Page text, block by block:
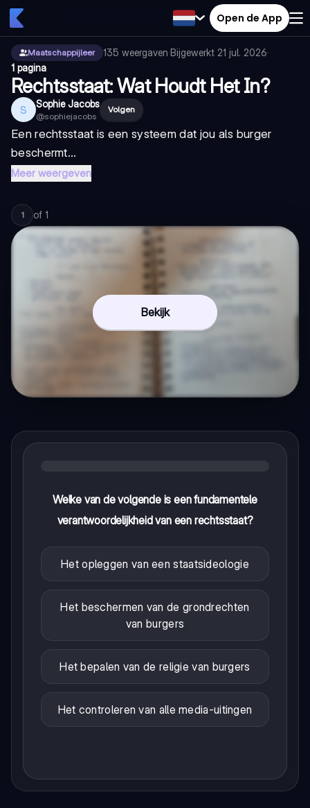
Open de App
Maatschappijleer 135 weergaven·Bijgewerkt 21 jul. 2026·
1 pagina
Rechtsstaat: Wat Houdt Het In?
S Sophie Jacobs
@sophiejacobs
Volgen
Een rechtsstaat is een systeem dat jou als burger
beschermt...
Meer weergeven
1 of 1
Bekijk
Welke van de volgende is een fundamentele
verantwoordelijkheid van een rechtsstaat?
Het opleggen van een staatsideologie
Het beschermen van de grondrechten
van burgers
Het bepalen van de religie van burgers
Het controleren van alle media-uitingen